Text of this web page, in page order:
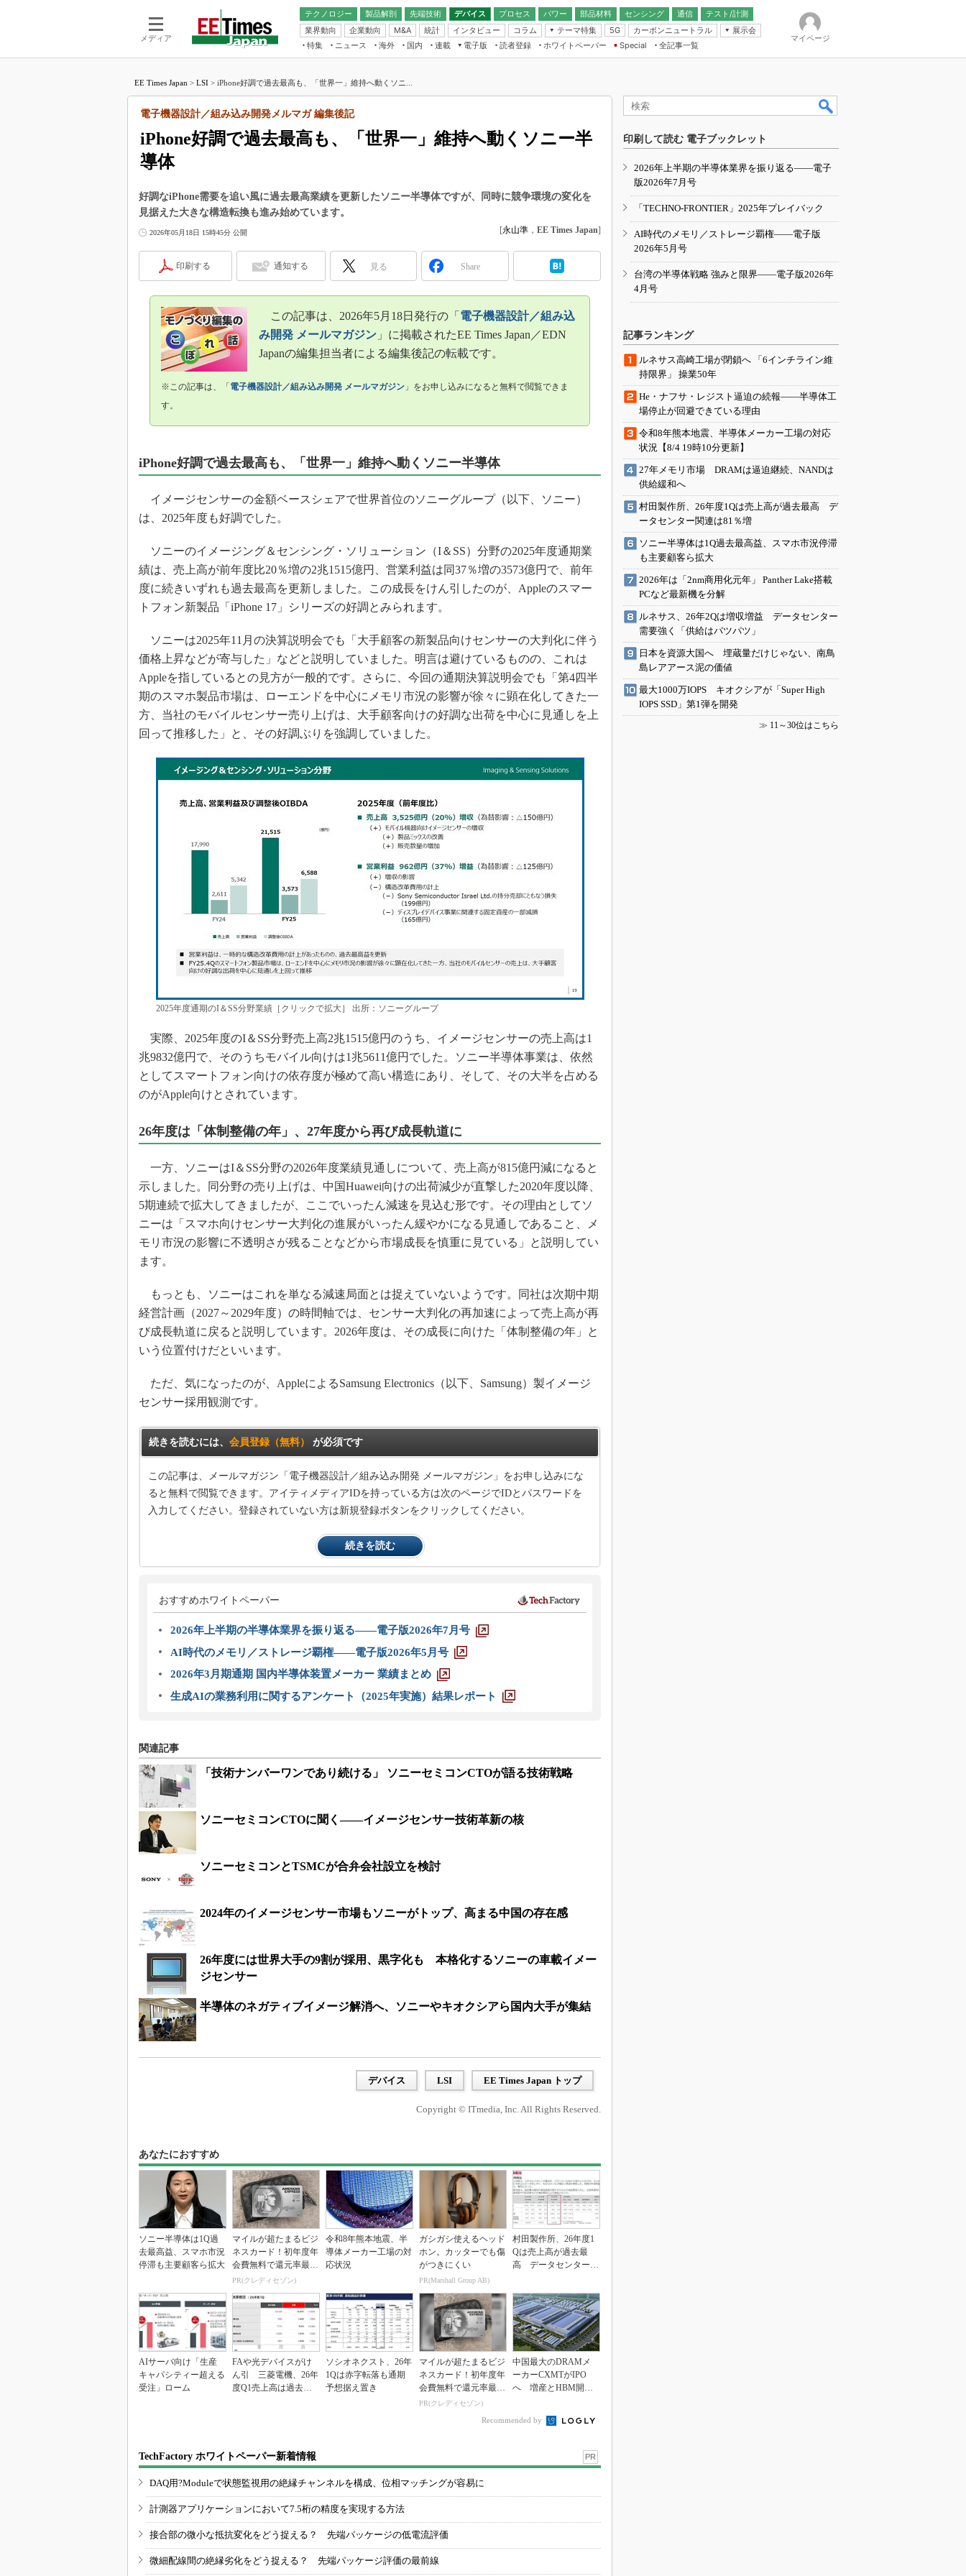
メディア
テクノロジー 製品解剖
先端技術
電池／エネルギー
デバイス
アナログ
マイコン
FPGA
プロセス パワー 部品材料 センシング
通信
無線
テスト/計測
業界動向
企業動向 M&A 統計 インタビュー コラム
テーマ特集
フィジカルAI
読者調査（EE Times Research）
電源設計（EDN Japan）
エレクトロニクス入門（EDN
5G カーボンニュートラル
展示会
IoT・エッジコンピューティング
EXPO
TECHNO-FRONTIER
人とくるま展
特集 ニュース 海外 国内
連載
福田昭のデバイス通信
湯之上隆のナノフォーカス
大山聡の業界スコープ
学漂流記
世界を「数字」で回してみよう
Buzzword
この10年で起こったこと、次の10年
で起こること
光伝送技術を知る
“異端児エンジニア”が仕掛けた社内
改革、執念の180日
イノベーションは日本を救うのか
IHSアナリスト「未来展望」
ための新行動論
電子版
電子ブックレット
読者登録 ホワイトペーパー
Special
全記事一覧
マイページ
EE Times Japan > LSI > iPhone好調で過去最高も、「世界一」維持へ動くソニ...
iPhone好調で過去最高も、「世界一」維持へ動くソニー半
導体
電子機器設計／組み込み開発メルマガ 編集後記
好調なiPhone需要を追い風に過去最高業績を更新したソニー半導体ですが、同時に競争環境の変化を
見据えた大きな構造転換も進み始めています。
2026年05月18日 15時45分 公開 [永山準 ， EE Times Japan]
印刷する 通知する 見る Share
この記事は、2026年5月18日発行の「 電子機器設計／組み込
み開発 メールマガジン 」に掲載されたEE Times Japan／EDN
Japanの編集担当者による編集後記の転載です。
※この記事は、「 電子機器設計／組み込み開発 メールマガジン 」をお申し込みになると無料で閲覧できま
す。
iPhone好調で過去最高も、「世界一」維持へ動くソニー半導体
イメージセンサーの金額ベースシェアで世界首位のソニーグループ（以下、ソニー）
は、2025年度も好調でした。
ソニーのイメージング＆センシング・ソリューション（I＆SS）分野の2025年度通期業
績は、売上高が前年度比20％増の2兆1515億円、営業利益は同37％増の3573億円で、前年
度に続きいずれも過去最高を更新しました。この成長をけん引したのが、Appleのスマー
トフォン新製品「iPhone 17」シリーズの好調とみられます。
ソニーは2025年11月の決算説明会でも「大手顧客の新製品向けセンサーの大判化に伴う
価格上昇などが寄与した」などと説明していました。明言は避けているものの、これは
Appleを指しているとの見方が一般的です。さらに、今回の通期決算説明会でも「第4四半
期のスマホ製品市場は、ローエンドを中心にメモリ市況の影響が徐々に顕在化してきた一
方、当社のモバイルセンサー売り上げは、大手顧客向けの好調な出荷を中心に見通しを上
回って推移した」と、その好調ぶりを強調していました。
2025年度通期のI＆SS分野業績［クリックで拡大］ 出所：ソニーグループ
実際、2025年度のI＆SS分野売上高2兆1515億円のうち、イメージセンサーの売上高は1
兆9832億円で、そのうちモバイル向けは1兆5611億円でした。ソニー半導体事業は、依然
としてスマートフォン向けの依存度が極めて高い構造にあり、そして、その大半を占める
のがApple向けとされています。
26年度は「体制整備の年」、27年度から再び成長軌道に
一方、ソニーはI＆SS分野の2026年度業績見通しについて、売上高が815億円減になると
示しました。同分野の売り上げは、中国Huawei向けの出荷減少が直撃した2020年度以降、
5期連続で拡大してきましたが、ここでいったん減速を見込む形です。その理由としてソ
ニーは「スマホ向けセンサー大判化の進展がいったん緩やかになる見通しであること、メ
モリ市況の影響に不透明さが残ることなどから市場成長を慎重に見ている」と説明してい
ます。
もっとも、ソニーはこれを単なる減速局面とは捉えていないようです。同社は次期中期
経営計画（2027～2029年度）の時間軸では、センサー大判化の再加速によって売上高が再
び成長軌道に戻ると説明しています。2026年度は、その成長に向けた「体制整備の年」と
いう位置付けだといいます。
ただ、気になったのが、AppleによるSamsung Electronics（以下、Samsung）製イメージ
センサー採用観測です。
続きを読むには、 会員登録（無料） が必須です
この記事は、メールマガジン「電子機器設計／組み込み開発 メールマガジン」をお申し込みにな
ると無料で閲覧できます。アイティメディアIDを持っている方は次のページでIDとパスワードを
入力してください。登録されていない方は新規登録ボタンをクリックしてください。
続きを読む
おすすめホワイトペーパー
2026年上半期の半導体業界を振り返る――電子版2026年7月号
AI時代のメモリ／ストレージ覇権――電子版2026年5月号
2026年3月期通期 国内半導体装置メーカー 業績まとめ
生成AIの業務利用に関するアンケート（2025年実施）結果レポート
関連記事
「技術ナンバーワンであり続ける」 ソニーセミコンCTOが語る技術戦略
ソニーセミコンCTOに聞く――イメージセンサー技術革新の核
ソニーセミコンとTSMCが合弁会社設立を検討
2024年のイメージセンサー市場もソニーがトップ、高まる中国の存在感
26年度には世界大手の9割が採用、黒字化も 本格化するソニーの車載イメー
ジセンサー
半導体のネガティブイメージ解消へ、ソニーやキオクシアら国内大手が集結
デバイス LSI EE Times Japan トップ
Copyright © ITmedia, Inc. All Rights Reserved.
あなたにおすすめ
ソニー半導体は1Q過
去最高益、スマホ市況
停滞も主要顧客ら拡大
マイルが超たまるビジ
ネスカード！初年度年
会費無料で還元率最大
1.125%
PR(クレディセゾン)
令和8年熊本地震、半
導体メーカー工場の対
応状況
ガシガシ使えるヘッド
ホン。カッターでも傷
がつきにくい
PR(Marshall Group AB)
村田製作所、26年度1
Qは売上高が過去最
高 データセンター関
AIサーバ向け「生産
キャパシティー超える
受注」ローム
FAや光デバイスがけ
ん引 三菱電機、26年
度Q1売上高は過去最
ソシオネクスト、26年
1Qは赤字転落も通期
予想据え置き
マイルが超たまるビジ
ネスカード！初年度年
会費無料で還元率最大
1.125%
PR(クレディセゾン)
中国最大のDRAMメ
ーカーCXMTがIPO
へ 増産とHBM開発
Recommended by
TechFactory ホワイトペーパー新着情報 PR
DAQ用?Moduleで状態監視用の絶縁チャンネルを構成、位相マッチングが容易に
計測器アプリケーションにおいて7.5桁の精度を実現する方法
接合部の微小な抵抗変化をどう捉える？ 先端パッケージの低電流評価
微細配線間の絶縁劣化をどう捉える？ 先端パッケージ評価の最前線
印刷して読む 電子ブックレット
2026年上半期の半導体業界を振り返る――電子
版2026年7月号
「TECHNO-FRONTIER」2025年プレイバック
AI時代のメモリ／ストレージ覇権――電子版
2026年5月号
台湾の半導体戦略 強みと限界――電子版2026年
4月号
記事ランキング
ルネサス高崎工場が閉鎖へ 「6インチライン維
持限界」 操業50年
He・ナフサ・レジスト逼迫の続報――半導体工
場停止が回避できている理由
令和8年熊本地震、半導体メーカー工場の対応
状況【8/4 19時10分更新】
27年メモリ市場 DRAMは逼迫継続、NANDは
供給緩和へ
村田製作所、26年度1Qは売上高が過去最高 デ
ータセンター関連は81％増
ソニー半導体は1Q過去最高益、スマホ市況停滞
も主要顧客ら拡大
2026年は「2nm商用化元年」 Panther Lake搭載
PCなど最新機を分解
ルネサス、26年2Qは増収増益 データセンター
需要強く「供給はパツパツ」
日本を資源大国へ 埋蔵量だけじゃない、南鳥
島レアアース泥の価値
最大1000万IOPS キオクシアが「Super High
IOPS SSD」第1弾を開発
≫ 11～30位はこちら